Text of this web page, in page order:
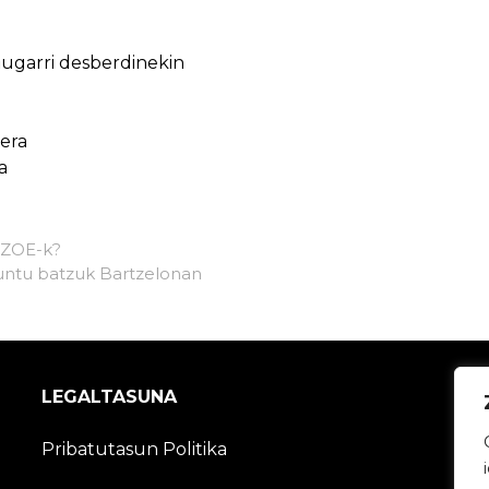
desberdinekin
k?
batzuk Bartzelonan
LEGALTASUNA
Pribatutasun Politika